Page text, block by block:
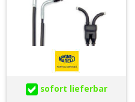
sofort lieferbar